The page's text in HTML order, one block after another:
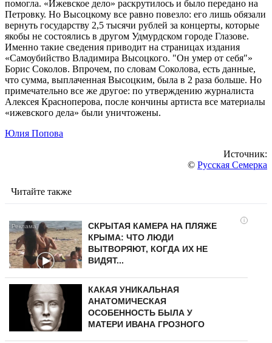
помогла. «Ижевское дело» раскрутилось и было передано на
Петровку. Но Высоцкому все равно повезло: его лишь обязали
вернуть государству 2,5 тысячи рублей за концерты, которые
якобы не состоялись в другом Удмурдском городе Глазове.
Именно такие сведения приводит на страницах издания
«Самоубийство Владимира Высоцкого. "Он умер от себя"»
Борис Соколов. Впрочем, по словам Соколова, есть данные,
что сумма, выплаченная Высоцким, была в 2 раза больше. Но
примечательно все же другое: по утверждению журналиста
Алексея Красноперова, после кончины артиста все материалы
«ижевского дела» были уничтожены.
Юлия Попова
Источник:
© Русская Семерка
Читайте также
i
СКРЫТАЯ КАМЕРА НА ПЛЯЖЕ
КРЫМА: ЧТО ЛЮДИ
ВЫТВОРЯЮТ, КОГДА ИХ НЕ
ВИДЯТ...
КАКАЯ УНИКАЛЬНАЯ
АНАТОМИЧЕСКАЯ
ОСОБЕННОСТЬ БЫЛА У
МАТЕРИ ИВАНА ГРОЗНОГО